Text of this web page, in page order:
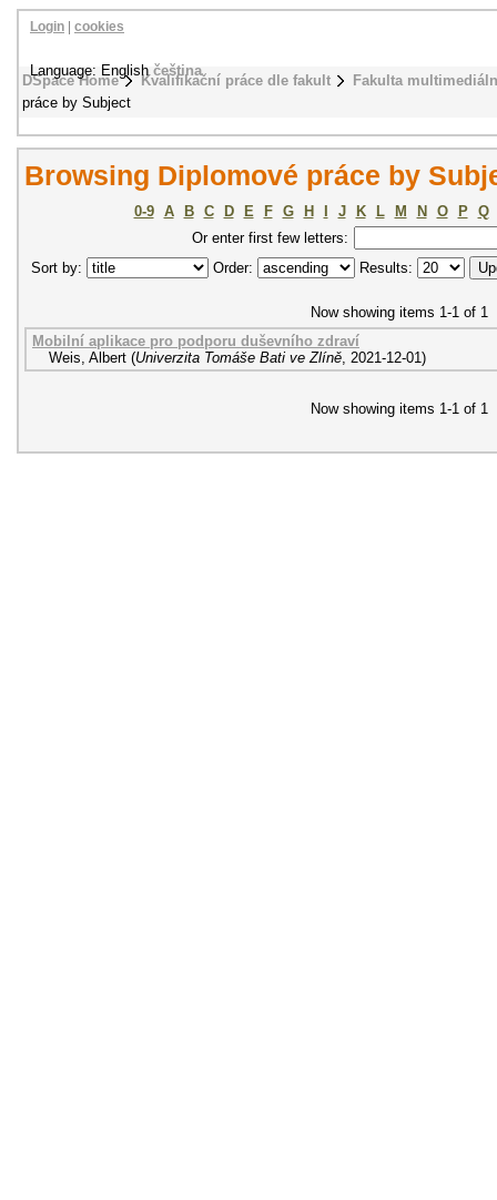
DSpace Home Kvalifikační práce dle fakult
Fakulta
práce by Subject
Login cookies
Language: Englishčeština
Browsing Diplomové práce by
0-9 A B C D E F G H J K L M N O P
Q
Or enter first few letters:
Sort by:
Order: Results:
Now showing items 1-1 of 1
Mobilní aplikace pro podporu duševního zdraví
Weis, Albert (Univerzita Tomáše Bati ve Zlíně, 2021-12-01)
Now showing items 1-1 of 1